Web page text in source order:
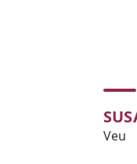
Veu